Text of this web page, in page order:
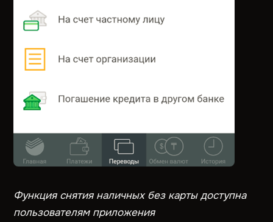
Функция снятия наличных без карты доступна
пользователям приложения